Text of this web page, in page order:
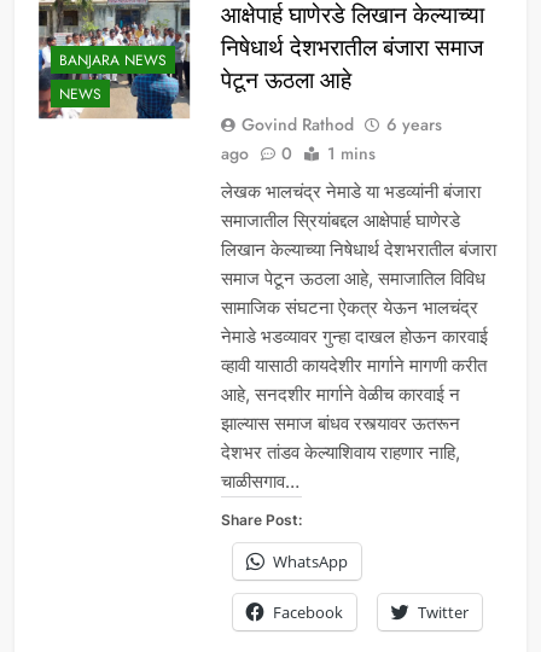
BANJARA NEWS
NEWS
आक्षेपार्ह घाणेरडे लिखान केल्याच्या
निषेधार्थ देशभरातील बंजारा समाज
पेटून ऊठला आहे
Govind Rathod
6 years
ago
0 1 mins
लेखक भालचंद्र नेमाडे या भडव्यांनी बंजारा
समाजातील स्रियांबद्दल आक्षेपार्ह घाणेरडे
लिखान केल्याच्या निषेधार्थ देशभरातील बंजारा
समाज पेटून ऊठला आहे, समाजातिल विविध
सामाजिक संघटना ऐकत्र येऊन भालचंद्र
नेमाडे भडव्यावर गुन्हा दाखल होऊन कारवाई
व्हावी यासाठी कायदेशीर मार्गाने मागणी करीत
आहे, सनदशीर मार्गाने वेळीच कारवाई न
झाल्यास समाज बांधव रस्त्यावर ऊतरून
देशभर तांडव केल्याशिवाय राहणार नाहि,
चाळीसगाव…
Share Post:
WhatsApp
Facebook Twitter